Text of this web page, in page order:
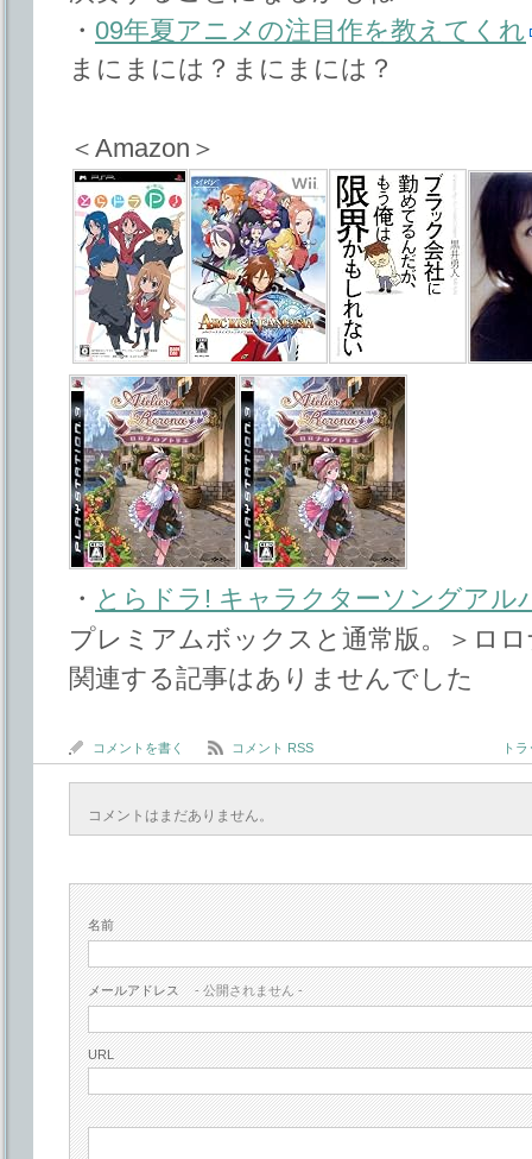
・ 09年夏アニメの注目作を教えてくれ
まにまには？まにまには？
＜Amazon＞
・ とらドラ! キャラクターソングアル
プレミアムボックスと通常版。＞ロ
関連する記事はありませんでした
コメントを書く コメント RSS ト
コメントはまだありません。
名前
メールアドレス - 公開されません -
URL